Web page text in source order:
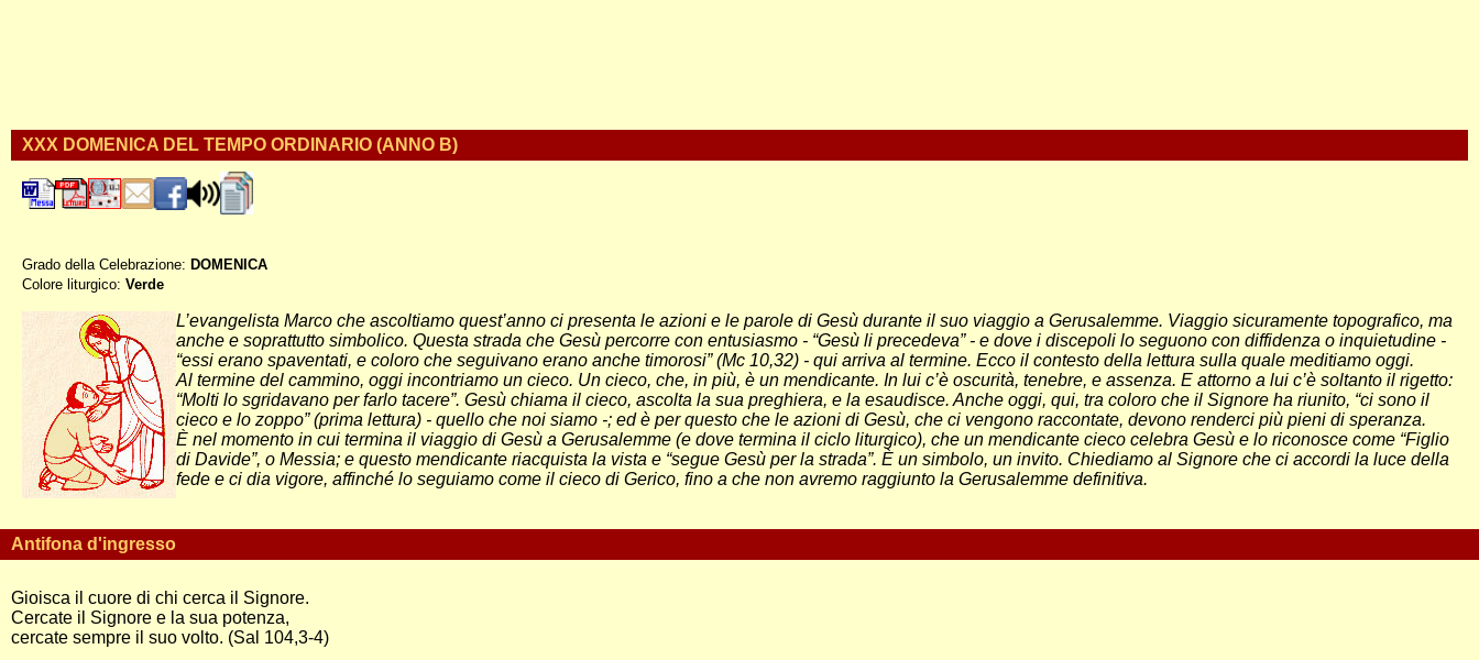
XXX DOMENICA DEL TEMPO ORDINARIO (ANNO B)
Grado della Celebrazione: DOMENICA
Colore liturgico: Verde
L’evangelista Marco che ascoltiamo quest’anno ci presenta le azioni e le parole di Gesù durante il suo viaggio a Gerusalemme. Viaggio sicuramente topografico, ma
anche e soprattutto simbolico. Questa strada che Gesù percorre con entusiasmo - “Gesù li precedeva” - e dove i discepoli lo seguono con diffidenza o inquietudine -
“essi erano spaventati, e coloro che seguivano erano anche timorosi” (Mc 10,32) - qui arriva al termine. Ecco il contesto della lettura sulla quale meditiamo oggi.
Al termine del cammino, oggi incontriamo un cieco. Un cieco, che, in più, è un mendicante. In lui c’è oscurità, tenebre, e assenza. E attorno a lui c’è soltanto il rigetto:
“Molti lo sgridavano per farlo tacere”. Gesù chiama il cieco, ascolta la sua preghiera, e la esaudisce. Anche oggi, qui, tra coloro che il Signore ha riunito, “ci sono il
cieco e lo zoppo” (prima lettura) - quello che noi siamo -; ed è per questo che le azioni di Gesù, che ci vengono raccontate, devono renderci più pieni di speranza.
È nel momento in cui termina il viaggio di Gesù a Gerusalemme (e dove termina il ciclo liturgico), che un mendicante cieco celebra Gesù e lo riconosce come “Figlio
di Davide”, o Messia; e questo mendicante riacquista la vista e “segue Gesù per la strada”. È un simbolo, un invito. Chiediamo al Signore che ci accordi la luce della
fede e ci dia vigore, affinché lo seguiamo come il cieco di Gerico, fino a che non avremo raggiunto la Gerusalemme definitiva.
Antifona d'ingresso
Gioisca il cuore di chi cerca il Signore.
Cercate il Signore e la sua potenza,
cercate sempre il suo volto. (Sal 104,3-4)